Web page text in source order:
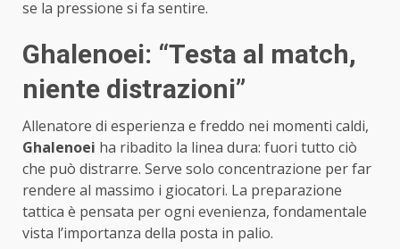
se la pressione si fa sentire.
Ghalenoei: “Testa al match,
niente distrazioni”
Allenatore di esperienza e freddo nei momenti caldi,
Ghalenoei ha ribadito la linea dura: fuori tutto ciò
che può distrarre. Serve solo concentrazione per far
rendere al massimo i giocatori. La preparazione
tattica è pensata per ogni evenienza, fondamentale
vista l’importanza della posta in palio.